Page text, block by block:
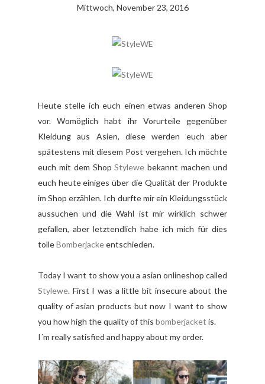
Mittwoch, November 23, 2016
Heute stelle ich euch einen etwas anderen Shop
vor. Womöglich habt ihr Vorurteile gegenüber
Kleidung aus Asien, diese werden euch aber
spätestens mit diesem Post vergehen. Ich möchte
euch mit dem ShopStylewe bekannt machen und
euch heute einiges über die Qualität der Produkte
im Shop erzählen. Ich durfte mir ein Kleidungsstück
aussuchen und die Wahl ist mir wirklich schwer
gefallen, aber letztendlich habe ich mich für dies
tolleBomberjackeentschieden.
Today I want to show you a asian onlineshop called
Stylewe. First I was a little bit insecure about the
quality of asian products but now I want to show
you how high the quality of this bomberjacket is.
I´m really satisfied and happy about my order.